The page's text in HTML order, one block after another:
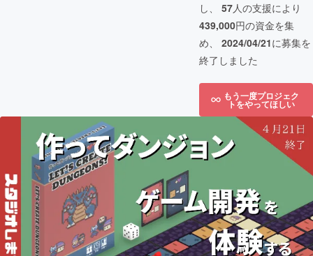
し、 57人の支援により
439,000円の資金を集
め、 2024/04/21に募集を
終了しました
もう一度プロジェク
トをやってほしい